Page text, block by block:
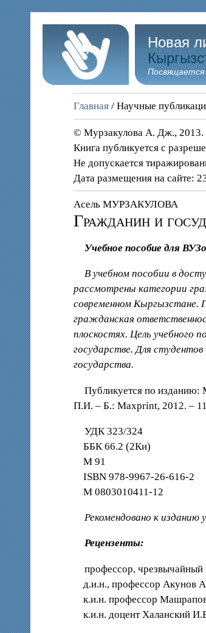
Новая
Главная / Научные
© Мурзакулова А. Дж.,
Книга публикуется с
Не допускается
Дата размещения на сайте:
Асель МУРЗАКУЛОВА
Гражданин и
Учебное пособие для
В учебном пособии в
рассмотрены категории
современном Кыргызстане.
гражданская
плоскостях. Цель учебного
государстве. Для
государства.
Публикуется по изданию:
П.И. – Б.: Maxprint, 2012. –
УДК 323/324
ББК 66.2 (2Ки)
М 91
ISBN 978-9967-26-616-2
М 0803010411-12
Рекомендовано к
Рецензенты:
профессор,
д.и.н., профессор Акунов
к.и.н. профессор
к.и.н. доцент Халанский